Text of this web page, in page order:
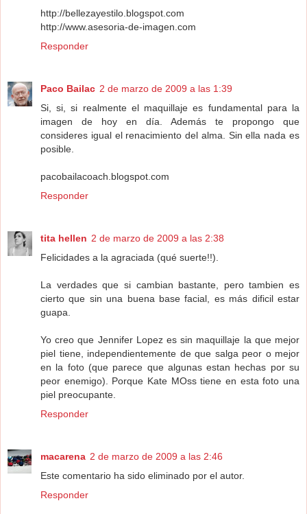
http://bellezayestilo.blogspot.com
http://www.asesoria-de-imagen.com
Responder
Paco Bailac 2 de marzo de 2009 a las 1:39
Si, si, si realmente el maquillaje es fundamental para la
imagen de hoy en día. Además te propongo que
consideres igual el renacimiento del alma. Sin ella nada es
posible.
pacobailacoach.blogspot.com
Responder
tita hellen 2 de marzo de 2009 a las 2:38
Felicidades a la agraciada (qué suerte!!).
La verdades que si cambian bastante, pero tambien es
cierto que sin una buena base facial, es más dificil estar
guapa.
Yo creo que Jennifer Lopez es sin maquillaje la que mejor
piel tiene, independientemente de que salga peor o mejor
en la foto (que parece que algunas estan hechas por su
peor enemigo). Porque Kate MOss tiene en esta foto una
piel preocupante.
Responder
macarena 2 de marzo de 2009 a las 2:46
Este comentario ha sido eliminado por el autor.
Responder